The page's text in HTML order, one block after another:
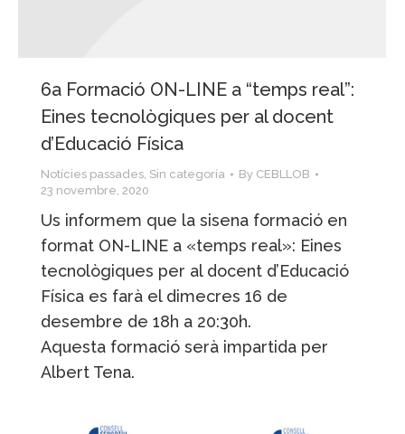
6a Formació ON-LINE a “temps real”:
Eines tecnològiques per al docent
d’Educació Física
Notícies passades, Sin categoría By CEBLLOB
23 novembre, 2020
Us informem que la sisena formació en
format ON-LINE a «temps real»: Eines
tecnològiques per al docent d’Educació
Física es farà el dimecres 16 de
desembre de 18h a 20:30h.
Aquesta formació serà impartida per
Albert Tena.